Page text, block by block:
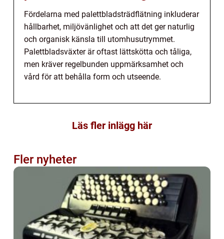
Fördelarna med palettbladsträdflätning inkluderar
hållbarhet, miljövänlighet och att det ger naturlig
och organisk känsla till utomhusutrymmet.
Palettbladsväxter är oftast lättskötta och tåliga,
men kräver regelbunden uppmärksamhet och
vård för att behålla form och utseende.
Läs fler inlägg här
Fler nyheter